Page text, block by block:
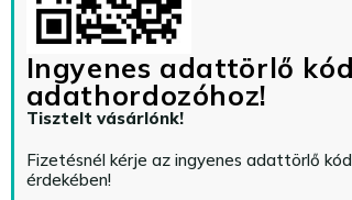
Ingyenes adattörlő
adathordozóhoz!
Tisztelt vásárlónk!
Fizetésnél kérje az ingyenes adattörlő
érdekében!